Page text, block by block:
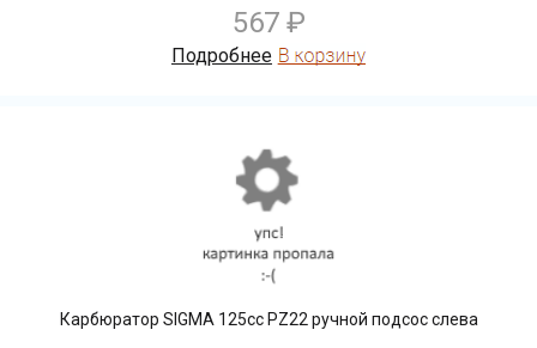
567 ₽
Подробнее
Карбюратор SIGMA 125сс PZ22 ручной подсос слева